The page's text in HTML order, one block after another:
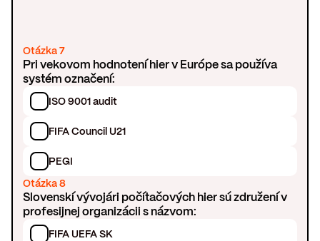
Otázka 7
Pri vekovom hodnotení hier v Európe sa používa
systém označení:
ISO 9001 audit
FIFA Council U21
PEGI
Otázka 8
Slovenskí vývojári počítačových hier sú združení v
profesijnej organizácii s názvom:
FIFA UEFA SK